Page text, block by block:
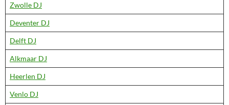
Zwolle DJ
Deventer DJ
Delft DJ
Alkmaar DJ
Heerlen DJ
Venlo DJ